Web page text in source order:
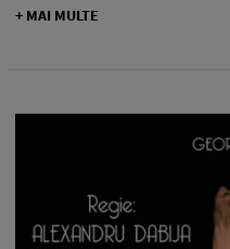
+ MAI MULTE